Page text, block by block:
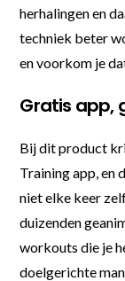
herhalingen en
techniek beter
en voorkom je
Gratis app,
Bij dit product
Training app, en
niet elke keer
duizenden
workouts die je
doelgerichte